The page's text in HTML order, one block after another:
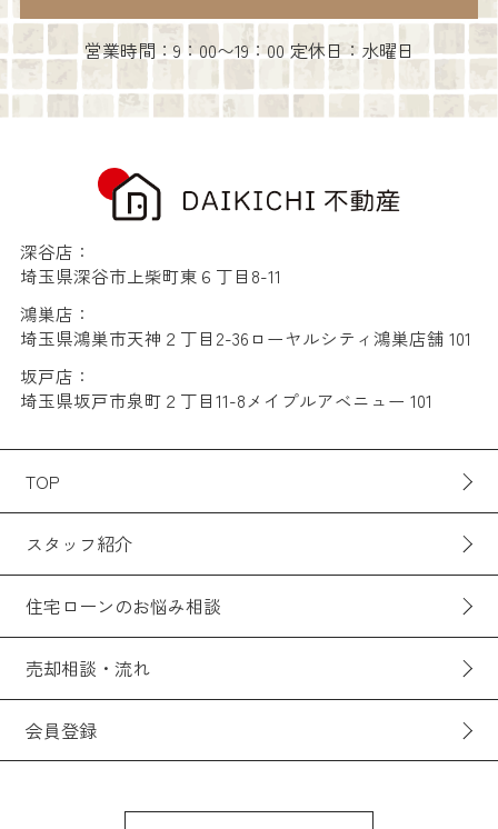
営業時間：9：00〜19：00 定休日：水曜日
深谷店：
埼玉県深谷市上柴町東６丁目8-11
鴻巣店：
埼玉県鴻巣市天神２丁目2-36ローヤルシティ鴻巣店舗 101
坂戸店：
埼玉県坂戸市泉町２丁目11-8メイプルアベニュー 101
TOP
スタッフ紹介
住宅ローンのお悩み相談
売却相談・流れ
会員登録